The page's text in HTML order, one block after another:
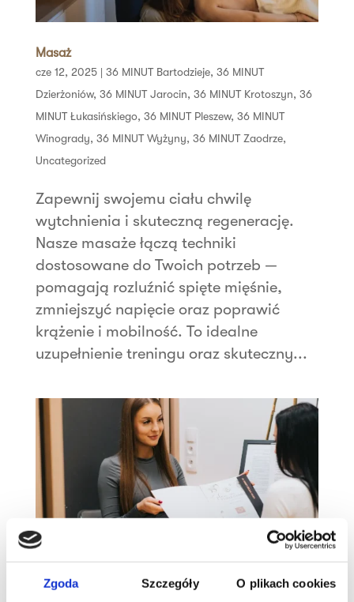
Zgoda Szczegóły O plikach cookies
Masaż
cze 12, 2025| 36 MINUT Bartodzieje, 36 MINUT
Dzierżoniów, 36 MINUT Jarocin, 36 MINUT Krotoszyn, 36
MINUT Łukasińskiego, 36 MINUT Pleszew, 36 MINUT
Winogrady, 36 MINUT Wyżyny, 36 MINUT Zaodrze,
Uncategorized
Zapewnij swojemu ciału chwilę
wytchnienia i skuteczną regenerację.
Nasze masaże łączą techniki
dostosowane do Twoich potrzeb —
pomagają rozluźnić spięte mięśnie,
zmniejszyć napięcie oraz poprawić
krążenie i mobilność. To idealne
uzupełnienie treningu oraz skuteczny...
Konsultacje dietetyczne